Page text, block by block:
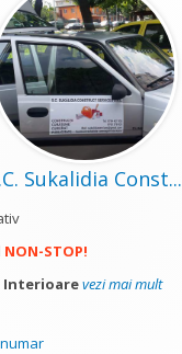
Sukalidia Const...
NON-STOP!
Interioarevezi mai mult